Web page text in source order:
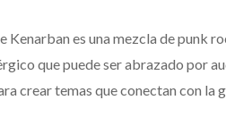
Kenarban es una mezcla de punk
que puede ser abrazado por
crear temas que conectan con la